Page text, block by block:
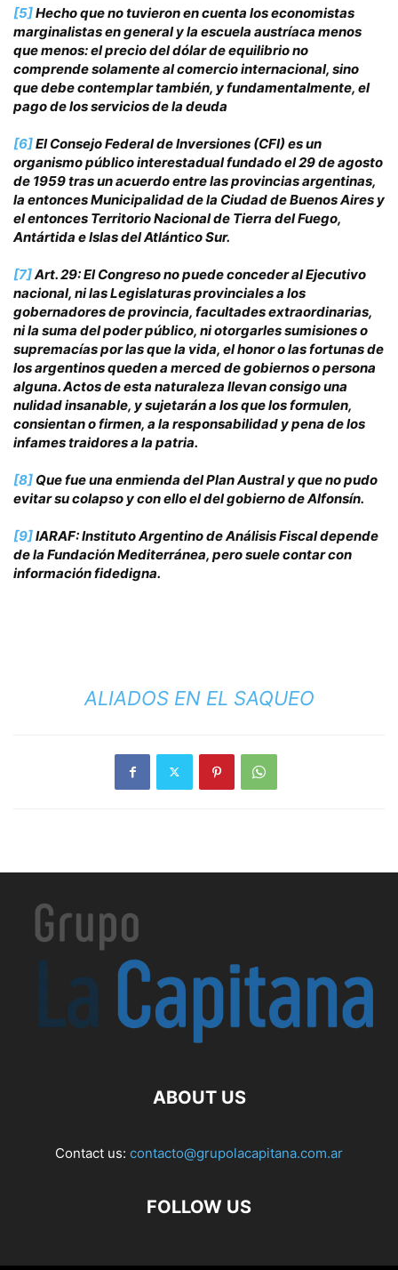
[5]Hecho que no tuvieron en cuenta los economistas
marginalistas en general y la escuela austríaca menos
que menos: el precio del dólar de equilibrio no
comprende solamente al comercio internacional, sino
que debe contemplar también, y fundamentalmente, el
pago de los servicios de la deuda
[6]El Consejo Federal de Inversiones (CFI) es un
organismo público interestadual fundado el 29 de agosto
de 1959 tras un acuerdo entre las provincias argentinas,
la entonces Municipalidad de la Ciudad de Buenos Aires y
el entonces Territorio Nacional de Tierra del Fuego,
Antártida e Islas del Atlántico Sur.
[7]Art. 29: El Congreso no puede conceder al Ejecutivo
nacional, ni las Legislaturas provinciales a los
gobernadores de provincia, facultades extraordinarias,
ni la suma del poder público, ni otorgarles sumisiones o
supremacías por las que la vida, el honor o las fortunas de
los argentinos queden a merced de gobiernos o persona
alguna. Actos de esta naturaleza llevan consigo una
nulidad insanable, y sujetarán a los que los formulen,
consientan o firmen, a la responsabilidad y pena de los
infames traidores a la patria.
[8] Que fue una enmienda del Plan Austral y que no pudo
evitar su colapso y con ello el del gobierno de Alfonsín.
[9]IARAF: Instituto Argentino de Análisis Fiscal depende
de la Fundación Mediterránea, pero suele contar con
información fidedigna.
ALIADOS EN EL SAQUEO
ABOUT US
Contact us: contacto@grupolacapitana.com.ar
FOLLOW US